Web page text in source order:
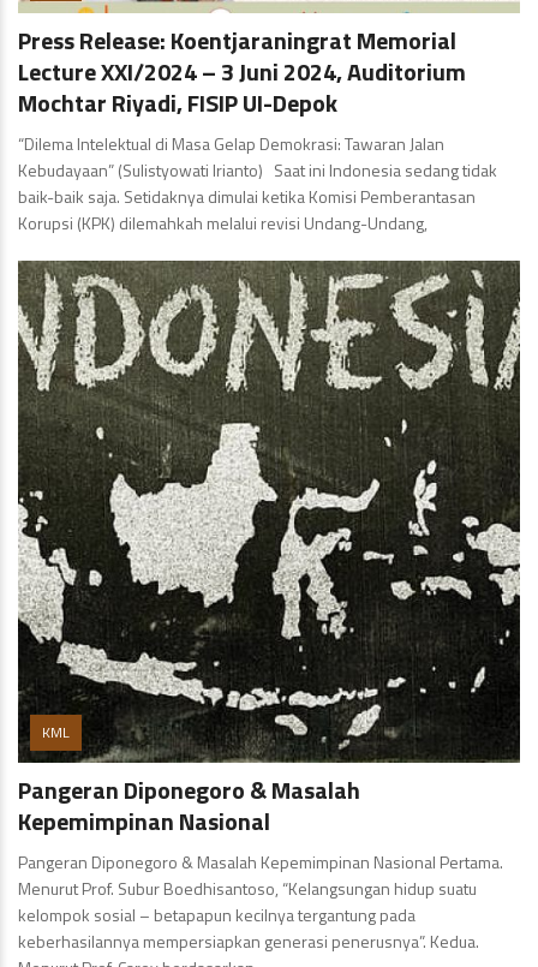
Press Release: Koentjaraningrat Memorial
Lecture XXI/2024 – 3 Juni 2024, Auditorium
Mochtar Riyadi, FISIP UI-Depok
“Dilema Intelektual di Masa Gelap Demokrasi: Tawaran Jalan
Kebudayaan” (Sulistyowati Irianto) Saat ini Indonesia sedang tidak
baik-baik saja. Setidaknya dimulai ketika Komisi Pemberantasan
Korupsi (KPK) dilemahkah melalui revisi Undang-Undang,
KML
Pangeran Diponegoro & Masalah
Kepemimpinan Nasional
Pangeran Diponegoro & Masalah Kepemimpinan Nasional Pertama.
Menurut Prof. Subur Boedhisantoso, “Kelangsungan hidup suatu
kelompok sosial – betapapun kecilnya tergantung pada
keberhasilannya mempersiapkan generasi penerusnya”. Kedua.